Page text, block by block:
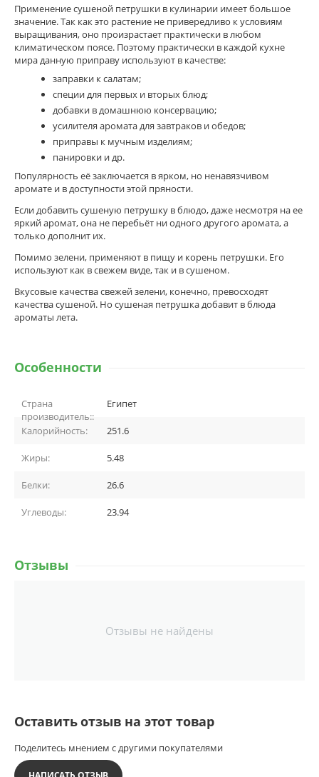
Применение сушеной петрушки в кулинарии имеет большое
значение. Так как это растение не привередливо к условиям
выращивания, оно произрастает практически в любом
климатическом поясе. Поэтому практически в каждой кухне
мира данную приправу используют в качестве:
заправки к салатам;
специи для первых и вторых блюд;
добавки в домашнюю консервацию;
усилителя аромата для завтраков и обедов;
приправы к мучным изделиям;
панировки и др.
Популярность её заключается в ярком, но ненавязчивом
аромате и в доступности этой пряности.
Если добавить сушеную петрушку в блюдо, даже несмотря на ее
яркий аромат, она не перебьёт ни одного другого аромата, а
только дополнит их.
Помимо зелени, применяют в пищу и корень петрушки. Его
используют как в свежем виде, так и в сушеном.
Вкусовые качества свежей зелени, конечно, превосходят
качества сушеной. Но сушеная петрушка добавит в блюда
ароматы лета.
Особенности
Страна
производитель::
Египет
Калорийность: 251.6
Жиры: 5.48
Белки: 26.6
Углеводы: 23.94
Отзывы
Отзывы не найдены
Оставить отзыв на этот товар
Поделитесь мнением с другими покупателями